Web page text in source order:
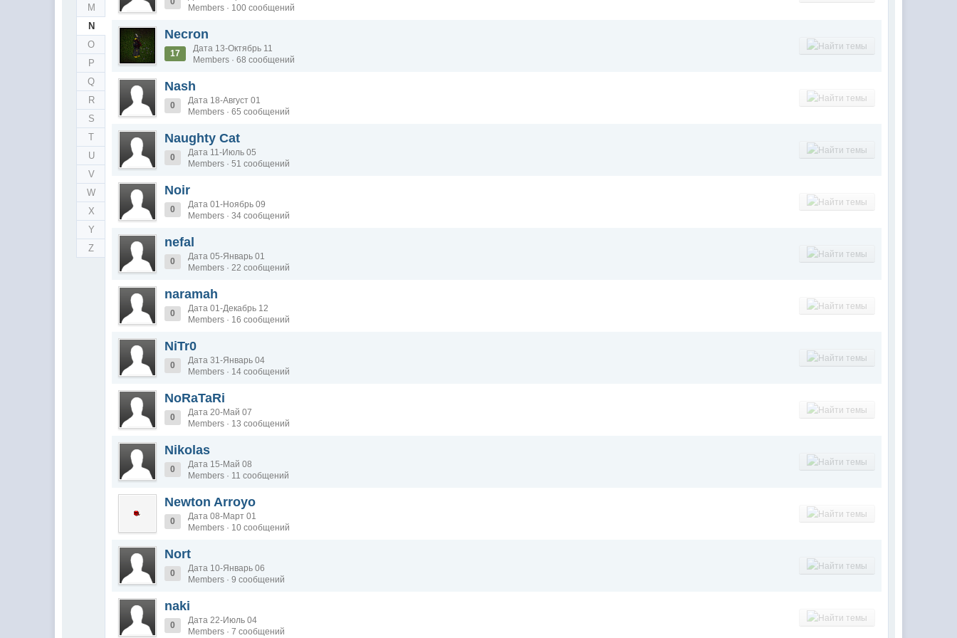
M
N
O
P
Q
R
S
T
U
V
W
X
Y
Z
Members · 100 сообщений
Necron
17
Дата 13-Октябрь 11
Members · 68 сообщений
Nash
0
Дата 18-Август 01
Members · 65 сообщений
Naughty Cat
0
Дата 11-Июль 05
Members · 51 сообщений
Noir
0
Дата 01-Ноябрь 09
Members · 34 сообщений
nefal
0
Дата 05-Январь 01
Members · 22 сообщений
naramah
0
Дата 01-Декабрь 12
Members · 16 сообщений
NiTr0
0
Дата 31-Январь 04
Members · 14 сообщений
NoRaTaRi
0
Дата 20-Май 07
Members · 13 сообщений
Nikolas
0
Дата 15-Май 08
Members · 11 сообщений
Newton Arroyo
0
Дата 08-Март 01
Members · 10 сообщений
Nort
0
Дата 10-Январь 06
Members · 9 сообщений
naki
0
Дата 22-Июль 04
Members · 7 сообщений